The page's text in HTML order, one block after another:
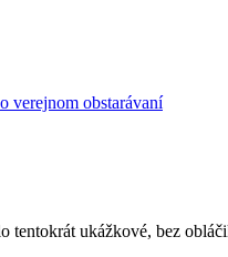
verejnom obstarávaní
ukážkové, bez